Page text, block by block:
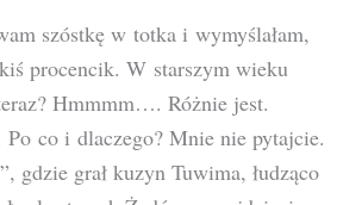
szóstkę w totka i wymyślałam,
procencik. W starszym wieku
Hmmmm…. Różnie jest.
Po co i dlaczego? Mnie nie pytajcie.
gdzie grał kuzyn Tuwima, łudząco